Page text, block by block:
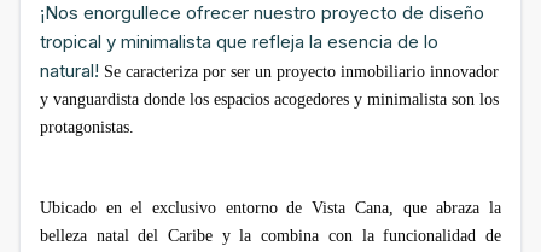
¡Nos enorgullece ofrecer nuestro proyecto de diseño
tropical y minimalista que refleja la esencia de lo
natural! Se caracteriza por ser un proyecto inmobiliario innovador
y vanguardista donde los espacios acogedores y minimalista son los
protagonistas.
Ubicado en el exclusivo entorno de Vista Cana, que abraza la
belleza natal del Caribe y la combina con la funcionalidad de